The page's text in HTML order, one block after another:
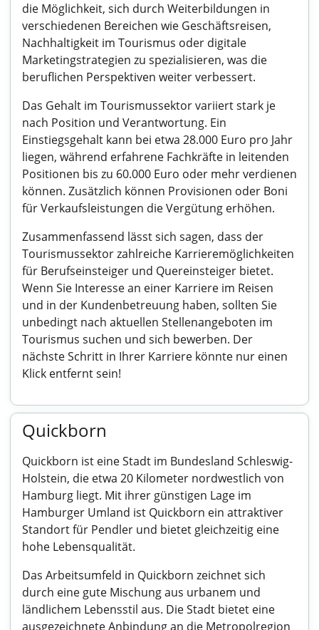
die Möglichkeit, sich durch Weiterbildungen in
verschiedenen Bereichen wie Geschäftsreisen,
Nachhaltigkeit im Tourismus oder digitale
Marketingstrategien zu spezialisieren, was die
beruflichen Perspektiven weiter verbessert.
Das Gehalt im Tourismussektor variiert stark je
nach Position und Verantwortung. Ein
Einstiegsgehalt kann bei etwa 28.000 Euro pro Jahr
liegen, während erfahrene Fachkräfte in leitenden
Positionen bis zu 60.000 Euro oder mehr verdienen
können. Zusätzlich können Provisionen oder Boni
für Verkaufsleistungen die Vergütung erhöhen.
Zusammenfassend lässt sich sagen, dass der
Tourismussektor zahlreiche Karrieremöglichkeiten
für Berufseinsteiger und Quereinsteiger bietet.
Wenn Sie Interesse an einer Karriere im Reisen
und in der Kundenbetreuung haben, sollten Sie
unbedingt nach aktuellen Stellenangeboten im
Tourismus suchen und sich bewerben. Der
nächste Schritt in Ihrer Karriere könnte nur einen
Klick entfernt sein!
Quickborn
Quickborn ist eine Stadt im Bundesland Schleswig-
Holstein, die etwa 20 Kilometer nordwestlich von
Hamburg liegt. Mit ihrer günstigen Lage im
Hamburger Umland ist Quickborn ein attraktiver
Standort für Pendler und bietet gleichzeitig eine
hohe Lebensqualität.
Das Arbeitsumfeld in Quickborn zeichnet sich
durch eine gute Mischung aus urbanem und
ländlichem Lebensstil aus. Die Stadt bietet eine
ausgezeichnete Anbindung an die Metropolregion